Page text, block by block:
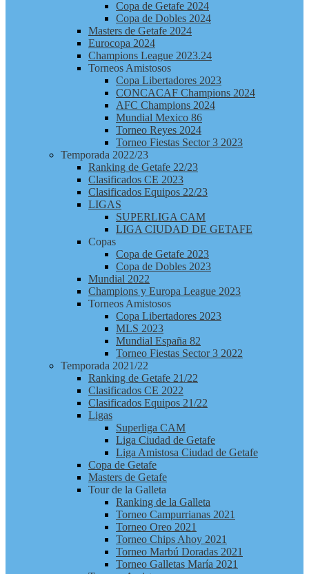
Copa de Getafe 2024
Copa de Dobles 2024
Masters de Getafe 2024
Eurocopa 2024
Champions League 2023.24
Torneos Amistosos
Copa Libertadores 2023
CONCACAF Champions 2024
AFC Champions 2024
Mundial Mexico 86
Torneo Reyes 2024
Torneo Fiestas Sector 3 2023
Temporada 2022/23
Ranking de Getafe 22/23
Clasificados CE 2023
Clasificados Equipos 22/23
LIGAS
SUPERLIGA CAM
LIGA CIUDAD DE GETAFE
Copas
Copa de Getafe 2023
Copa de Dobles 2023
Mundial 2022
Champions y Europa League 2023
Torneos Amistosos
Copa Libertadores 2023
MLS 2023
Mundial España 82
Torneo Fiestas Sector 3 2022
Temporada 2021/22
Ranking de Getafe 21/22
Clasificados CE 2022
Clasificados Equipos 21/22
Ligas
Superliga CAM
Liga Ciudad de Getafe
Liga Amistosa Ciudad de Getafe
Copa de Getafe
Masters de Getafe
Tour de la Galleta
Ranking de la Galleta
Torneo Campurrianas 2021
Torneo Oreo 2021
Torneo Chips Ahoy 2021
Torneo Marbú Doradas 2021
Torneo Galletas María 2021